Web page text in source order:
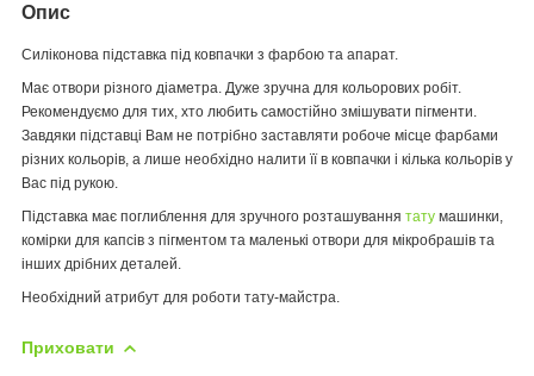
Опис
Силіконова підставка під ковпачки з фарбою та апарат.
Має отвори різного діаметра. Дуже зручна для кольорових робіт.
Рекомендуємо для тих, хто любить самостійно змішувати пігменти.
Завдяки підставці Вам не потрібно заставляти робоче місце фарбами
різних кольорів, а лише необхідно налити її в ковпачки і кілька кольорів у
Вас під рукою.
Підставка має поглиблення для зручного розташування тату машинки,
комірки для капсів з пігментом та маленькі отвори для мікробрашів та
інших дрібних деталей.
Необхідний атрибут для роботи тату-майстра.
Приховати